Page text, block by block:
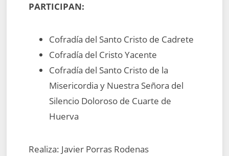
PARTICIPAN:
Cofradía del Santo Cristo de Cadrete
Cofradía del Cristo Yacente
Cofradía del Santo Cristo de la
Misericordia y Nuestra Señora del
Silencio Doloroso de Cuarte de
Huerva
Realiza: Javier Porras Rodenas